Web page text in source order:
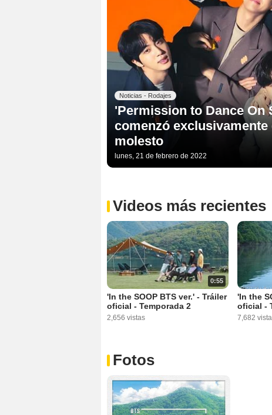
Noticias - Rodajes
'Permission to Dance On
comenzó
molesto
lunes, 21 de febrero de 2022
Videos más recientes
0:55
'In the SOOP BTS ver.' - Tráiler
oficial - Temporada 2
2,656 vistas
'In the
oficial -
7,682
Fotos